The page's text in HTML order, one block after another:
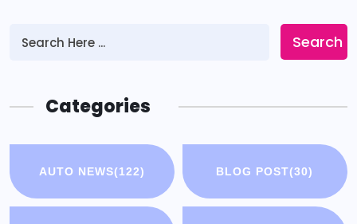
Search
Categories
AUTO NEWS(122) BLOG POST(30)